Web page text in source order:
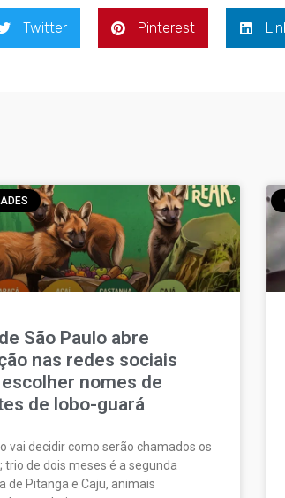
Twitter Pinterest
São Paulo abre
nas redes sociais
escolher nomes de
de lobo-guará
vai decidir como serão chamados os
trio de dois meses é a segunda
de Pitanga e Caju, animais